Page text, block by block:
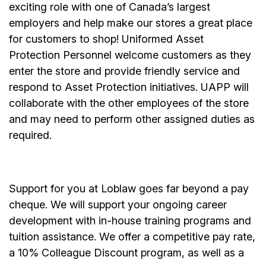
exciting role with one of Canada’s largest
employers and help make our stores a great place
for customers to shop! Uniformed Asset
Protection Personnel welcome customers as they
enter the store and provide friendly service and
respond to Asset Protection initiatives. UAPP will
collaborate with the other employees of the store
and may need to perform other assigned duties as
required.
Support for you at Loblaw goes far beyond a pay
cheque. We will support your ongoing career
development with in-house training programs and
tuition assistance. We offer a competitive pay rate,
a 10% Colleague Discount program, as well as a